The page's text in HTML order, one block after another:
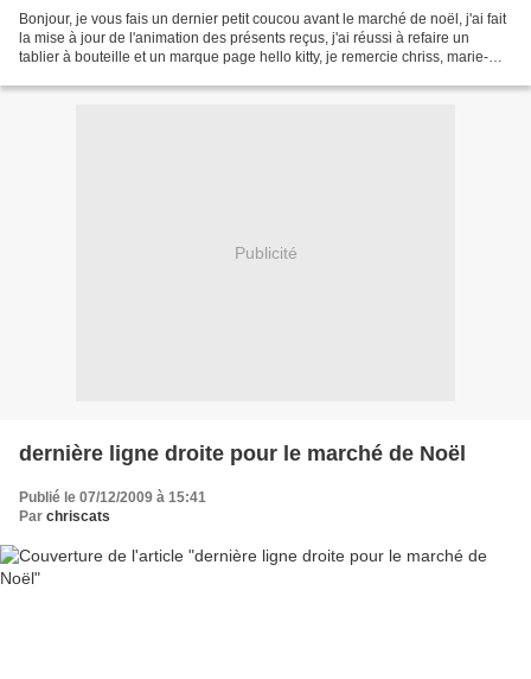
Bonjour, je vous fais un dernier petit coucou avant le marché de noël, j'ai fait
la mise à jour de l'animation des présents reçus, j'ai réussi à refaire un
tablier à bouteille et un marque page hello kitty, je remercie chriss, marie-
Publicité
dernière ligne droite pour le marché de Noël
Publié le 07/12/2009 à 15:41
Par chriscats